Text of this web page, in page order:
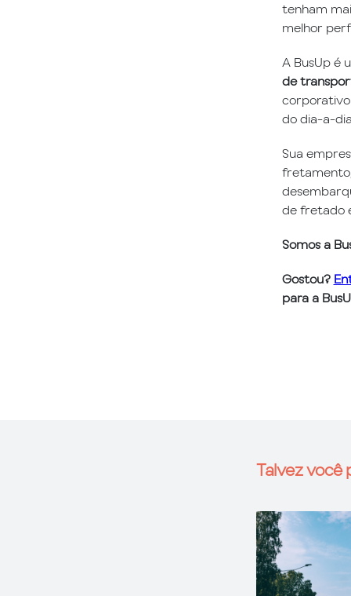
tenham
melhor
A BusUp é
de
corporativo
do dia-a-
Sua
de fretado
Somos a
Gostou?
para a
Talvez você